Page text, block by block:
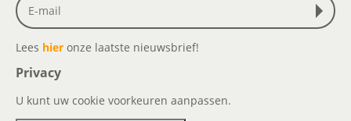
Lees hier onze laatste nieuwsbrief!
Privacy
U kunt uw cookie voorkeuren aanpassen.